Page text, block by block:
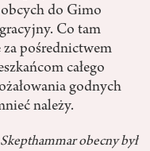
obcych do Gimo
Co tam
za pośrednictwem
całego
godnych
należy.
obecny był